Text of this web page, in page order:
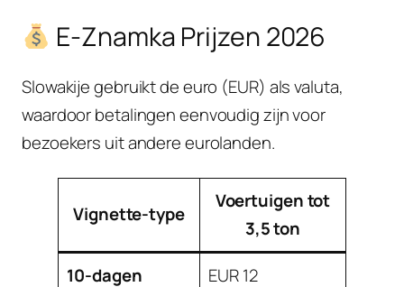
E-Znamka Prijzen 2026
Slowakije gebruikt de euro (EUR) als valuta,
waardoor betalingen eenvoudig zijn voor
bezoekers uit andere eurolanden.
Vignette-type
Voertuigen tot
3,5 ton
10-dagen
EUR 12